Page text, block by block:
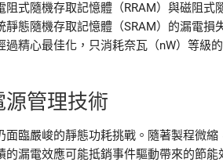
式隨機存取記憶體（RRAM）與磁阻式
態隨機存取記憶體（SRAM）的漏電損
精心最佳化，只消耗奈瓦（nW）等級
管理技術
臨嚴峻的靜態功耗挑戰。隨著製程微
漏電效應可能抵銷事件驅動帶來的節